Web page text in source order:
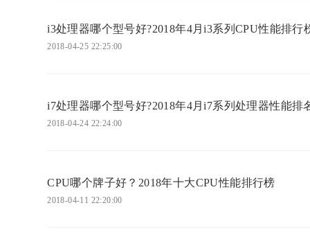
i3处理器哪个型号好?2018年4月i3系列CPU性能排行
2018-04-25 22:25:00
i7处理器哪个型号好?2018年4月i7系列处理器性能排
2018-04-24 22:24:00
CPU哪个牌子好？2018年十大CPU性能排行榜
2018-04-11 22:20:00